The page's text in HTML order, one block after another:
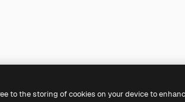
to the storing of cookies on your device to